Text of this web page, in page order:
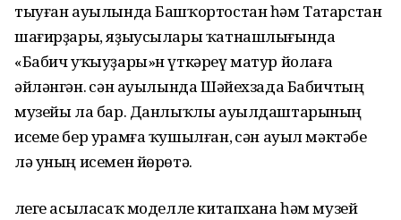
тыуған ауылында Башҡортостан һәм Татарстан
шағирҙары, яҙыусылары ҡатнашлығында
«Бабич уҡыуҙары»н үткәреү матур йолаға
әйләнгән. Әсән ауылында Шәйехзада Бабичтың
музейы ла бар. Данлыҡлы ауылдаштарының
исеме бер урамға ҡушылған, Әсән ауыл мәктәбе
лә уның исемен йөрөтә.
Әлеге асыласаҡ моделле китапхана һәм музей